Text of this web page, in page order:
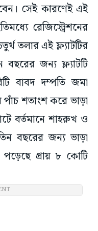
সেই কারণেই এই
রেজিস্ট্রেশনের
তলার এই ফ্ল্যাটটির
জন্য ফ্ল্যাটটি
বাবদ দম্পতি জমা
পাঁচ শতাংশ করে ভাড়া
বর্তমানে শাহরুখ ও
বছরের জন্য ভাড়া
প্রায় ৮ কোটি